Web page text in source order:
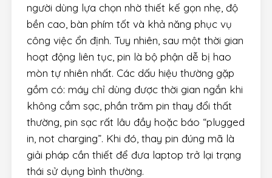
người dùng lựa chọn nhờ thiết kế gọn nhẹ, độ
bền cao, bàn phím tốt và khả năng phục vụ
công việc ổn định. Tuy nhiên, sau một thời gian
hoạt động liên tục, pin là bộ phận dễ bị hao
mòn tự nhiên nhất. Các dấu hiệu thường gặp
gồm có: máy chỉ dùng được thời gian ngắn khi
không cắm sạc, phần trăm pin thay đổi thất
thường, pin sạc rất lâu đầy hoặc báo “plugged
in, not charging”. Khi đó, thay pin đúng mã là
giải pháp cần thiết để đưa laptop trở lại trạng
thái sử dụng bình thường.